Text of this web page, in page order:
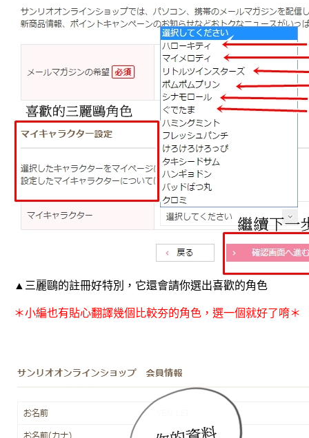
▲三麗鷗的註冊好特別，它還會請你選出喜歡的角色
＊小編也有貼心翻譯幾個比較夯的角色，選一個就好了唷＊